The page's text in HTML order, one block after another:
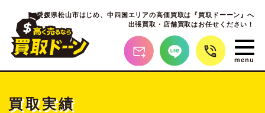
愛媛県松山市はじめ、中四国エリアの高価買取は『買取ドーーン』へ
出張買取・店舗買取はお任せください！
買取実績